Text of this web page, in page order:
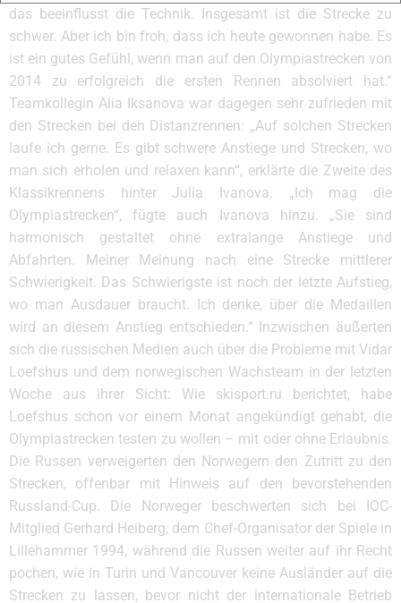
das beeinflusst die Technik. Insgesamt ist die Strecke zu
schwer. Aber ich bin froh, dass ich heute gewonnen habe. Es
ist ein gutes Gefühl, wenn man auf den Olympiastrecken von
2014 zu erfolgreich die ersten Rennen absolviert hat.“
Teamkollegin Alia Iksanova war dagegen sehr zufrieden mit
den Strecken bei den Distanzrennen: „Auf solchen Strecken
laufe ich gerne. Es gibt schwere Anstiege und Strecken, wo
man sich erholen und relaxen kann“, erklärte die Zweite des
Klassikrennens hinter Julia Ivanova. „Ich mag die
Olympiastrecken“, fügte auch Ivanova hinzu. „Sie sind
harmonisch gestaltet ohne extralange Anstiege und
Abfahrten. Meiner Meinung nach eine Strecke mittlerer
Schwierigkeit. Das Schwierigste ist noch der letzte Aufstieg,
wo man Ausdauer braucht. Ich denke, über die Medaillen
wird an diesem Anstieg entschieden.“ Inzwischen äußerten
sich die russischen Medien auch über die Probleme mit Vidar
Loefshus und dem norwegischen Wachsteam in der letzten
Woche aus ihrer Sicht: Wie skisport.ru berichtet, habe
Loefshus schon vor einem Monat angekündigt gehabt, die
Olympiastrecken testen zu wollen – mit oder ohne Erlaubnis.
Die Russen verweigerten den Norwegern den Zutritt zu den
Strecken, offenbar mit Hinweis auf den bevorstehenden
Russland-Cup. Die Norweger beschwerten sich bei IOC-
Mitglied Gerhard Heiberg, dem Chef-Organisator der Spiele in
Lillehammer 1994, während die Russen weiter auf ihr Recht
pochen, wie in Turin und Vancouver keine Ausländer auf die
Strecken zu lassen, bevor nicht der internationale Betrieb